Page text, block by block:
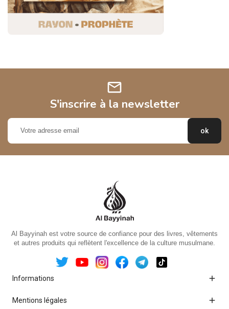
mail
S'inscrire à la newsletter
Al Bayyinah est votre source de confiance pour des livres, vêtements
et autres produits qui reflètent l'excellence de la culture musulmane.
Informations 
Mentions légales 